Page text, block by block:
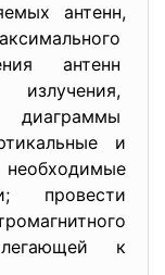
антенн,
антенн
диаграммы
и
необходимые
провести
к